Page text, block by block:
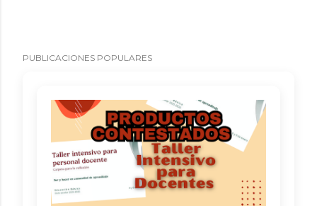
PUBLICACIONES POPULARES